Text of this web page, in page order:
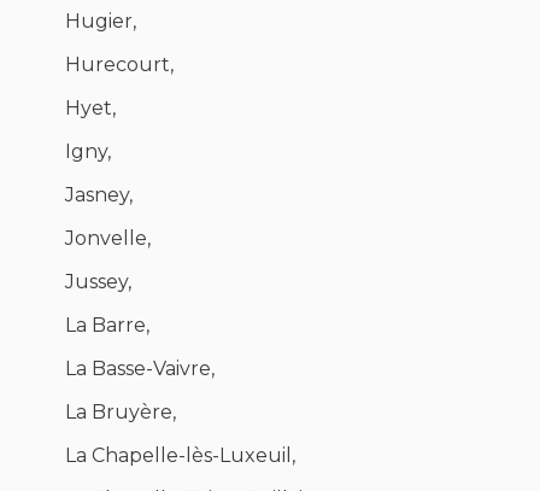
Hugier,
Hurecourt,
Hyet,
Igny,
Jasney,
Jonvelle,
Jussey,
La Barre,
La Basse-Vaivre,
La Bruyère,
La Chapelle-lès-Luxeuil,